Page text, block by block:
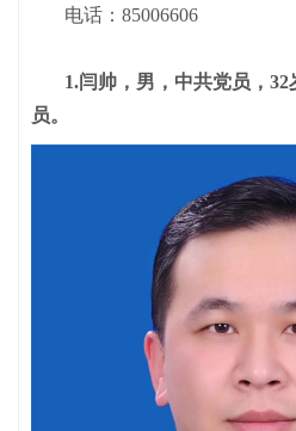
电话：85006606
1.闫帅，男，中共党员，
员。